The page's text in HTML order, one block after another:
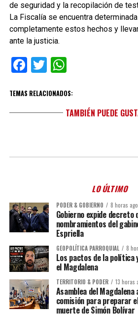
de seguridad y la recopilación de
La Fiscalía se encuentra
completamente estos hechos y
ante la justicia.
Facebook
TwitterWhatsApp
TEMAS RELACIONADOS:
TAMBIÉN PUEDE
LO ÚLTIMO
PODER & GOBIERNO 8 horas ago
Gobierno expide decreto
nombramientos del
Espriella
GEOPOLÍTICA PARROQUIAL 8
Los pactos de la
el Magdalena
TERRITORIO & PODER 13 horas
Asamblea del
comisión para preparar
muerte de Simón Bolívar